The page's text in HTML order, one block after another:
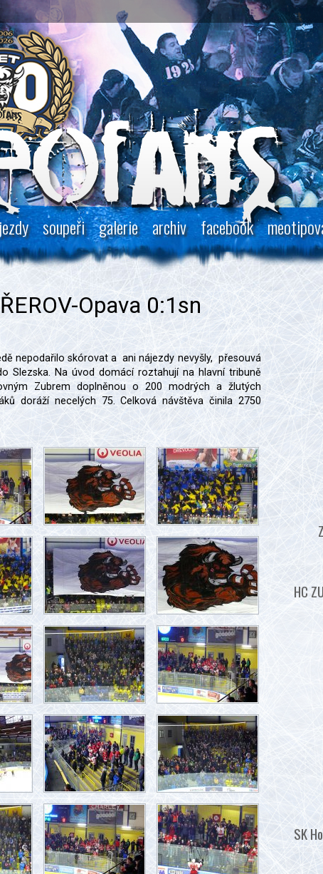
soupeři galerie archiv facebook
Opava 0:1sn
nepodařilo skórovat a ani nájezdy nevyšly, přesouvá
Slezska. Na úvod domácí roztahují na hlavní tribuně
Zubrem doplněnou o 200 modrých a žlutých
doráží necelých 75. Celková návštěva činila 2750
HC
SK